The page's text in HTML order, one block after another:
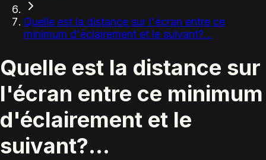
Quelle est la distance sur l'écran entre ce
minimum d'éclairement et le suivant?...
Quelle est la distance sur
l'écran entre ce minimum
d'éclairement et le
suivant?...